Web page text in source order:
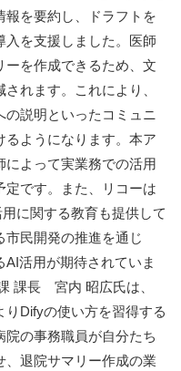
報を要約し、ドラフトを
入を支援しました。医師
ーを作成できるため、文
れます。これにより、
説明といったコミュニ
ようになります。本ア
によって実業務での活用
定です。また、リコーは
に関する教育も提供して
市民開発の推進を通じ
活用が期待されていま
課長 宮内 昭広氏は、
りDifyの使い方を習得する
院の事務職員が自分たち
、退院サマリー作成の業